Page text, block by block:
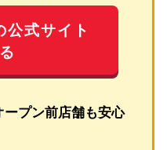
公式サイト
ープン前店舗も安心